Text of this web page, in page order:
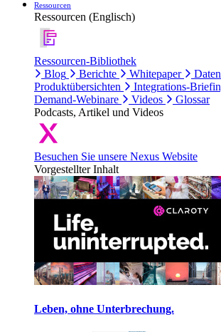
Ressourcen
Ressourcen (Englisch)
Ressourcen-Bibliothek
Blog
Berichte Whitepaper
Produktübersichten
Integrations-
Demand-Webinare
Videos
Glossar
Podcasts, Artikel und Videos
Besuchen Sie unsere Nexus Website
Vorgestellter Inhalt
Leben, ohne Unterbrechung.